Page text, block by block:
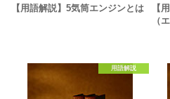
【用語解説】5気筒エンジンとは
【
（
用語解説